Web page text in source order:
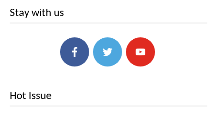
Stay with us
Hot Issue